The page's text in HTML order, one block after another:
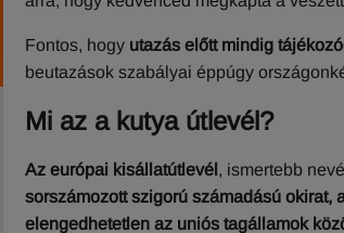
Fontos, hogy utazás előtt mindig
beutazások szabályai éppúgy
Mi az a kutya útlevél?
Az európai kisállatútlevél , ismertebb
sorszámozott szigorú számadású okirat,
elengedhetetlen az uniós tagállamok